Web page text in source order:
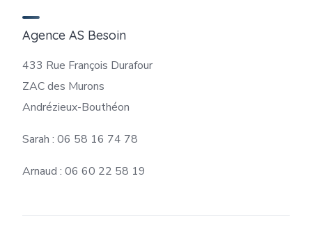
Agence AS Besoin
433 Rue François Durafour
ZAC des Murons
Andrézieux-Bouthéon
Sarah : 06 58 16 74 78
Arnaud : 06 60 22 58 19